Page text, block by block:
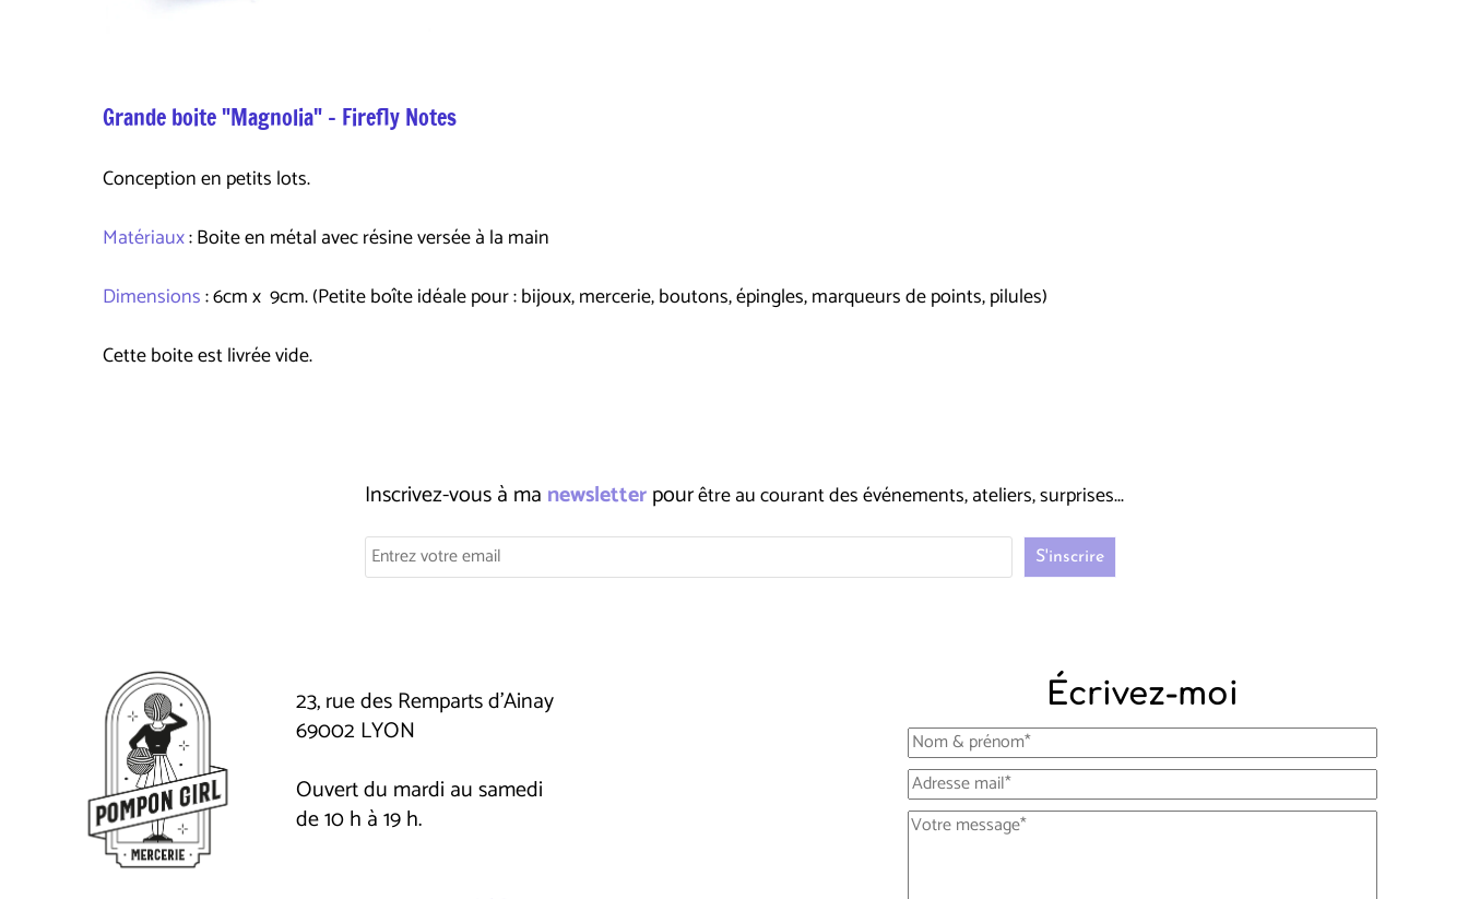
Écrivez-moi
23, rue des Remparts d'Ainay
69002 LYON
Ouvert du mardi au samedi
de 10 h à 19 h.
Inscrivez-vous à ma newsletterpourêtre au courant des événements, ateliers, surprises...
Grande boite "Magnolia" - Firefly Notes
Conception en petits lots.
Matériaux: Boite en métal avec résine versée à la main
Dimensions: 6cm x 9cm. (Petite boîte idéale pour : bijoux, mercerie, boutons, épingles, marqueurs de points, pilules)
Cette boite est livrée vide.